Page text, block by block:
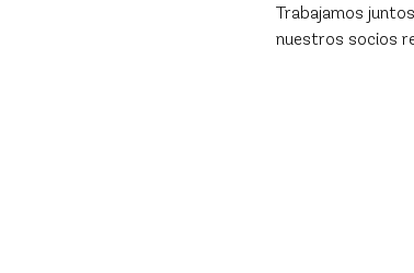
Trabajamos
nuestros socios